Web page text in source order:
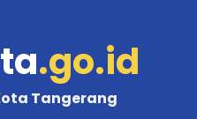
.go.id
Tangerang